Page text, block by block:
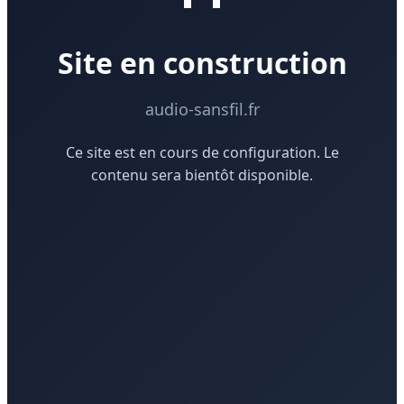
Site en construction
audio-sansfil.fr
Ce site est en cours de configuration. Le
contenu sera bientôt disponible.